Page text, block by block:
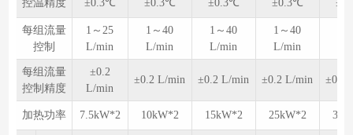
控温精度 ±0.3℃ ±0.3℃ ±0.3℃ ±0.3℃
每组流量
控制
1～25
L/min
1～40
L/min
1～40
L/min
1～40
L/min
每组流量
控制精度
±0.2
L/min
±0.2 L/min ±0.2 L/min ±0.2 L/min ±0.2
加热功率 7.5kW*2 10kW*2 15kW*2 25kW*2